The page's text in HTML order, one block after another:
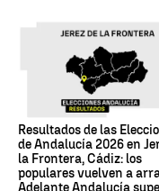
Resultados de las
de Andalucía 2026 en
la Frontera, Cádiz: los
populares vuelven a